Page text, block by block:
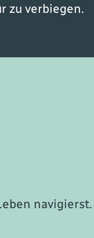
zu verbiegen.
navigierst.